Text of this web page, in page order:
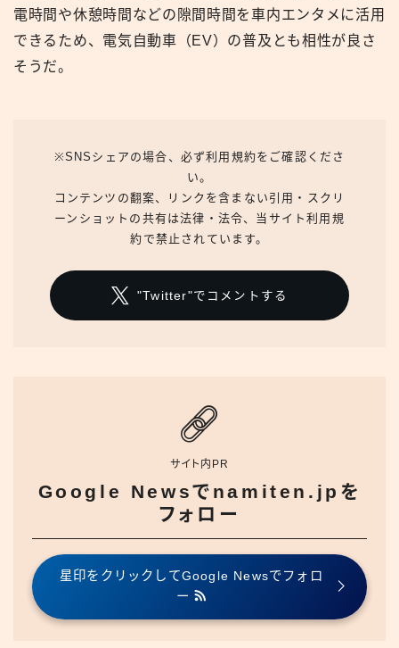
電時間や休憩時間などの隙間時間を車内エンタメに活用
できるため、電気自動車（EV）の普及とも相性が良さ
そうだ。
※SNSシェアの場合、必ず利用規約をご確認くださ
い。
コンテンツの翻案、リンクを含まない引用・スクリ
ーンショットの共有は法律・法令、当サイト利用規
約で禁止されています。
"Twitter"でコメントする
サイト内PR
Google Newsでnamiten.jpを
フォロー
星印をクリックしてGoogle Newsでフォロ
ー